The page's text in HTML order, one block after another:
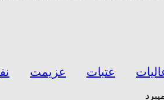
عتبات عزیمت